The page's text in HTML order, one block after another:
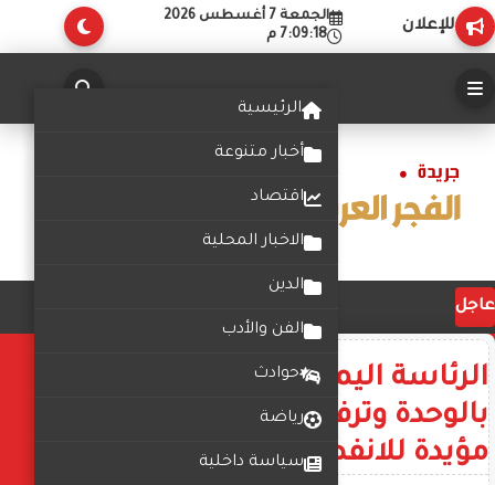
للإعلان
الجمعة 7 أغسطس 2026
7:09:19 م
الرئيسية
أخبار متنوعة
اقتصاد
الاخبار المحلية
الدين
الفن والأدب
حوادث
رياضة
سياسة داخلية
عاجل
الرئاسة اليمنية تؤكد التزامها
بالوحدة وترفض تصريحات وزراء
مؤيدة للانفصال